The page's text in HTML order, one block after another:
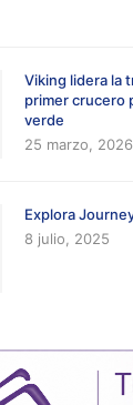
Viking lidera la
primer crucero
verde
25 marzo, 2026
Explora
8 julio, 2025